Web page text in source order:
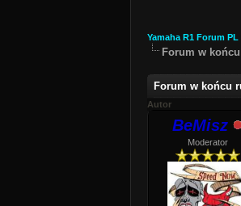
Yamaha R1 Forum PL
Forum w
Forum w końcu
Autor
BeMisz
Moderator